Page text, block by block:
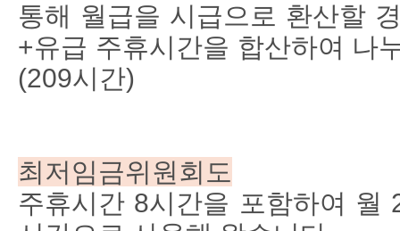
통해 월급을 시급으로 환산할
+유급 주휴시간을 합산하여 나
(209시간)
최저임금위원회도
주휴시간 8시간을 포함하여 월